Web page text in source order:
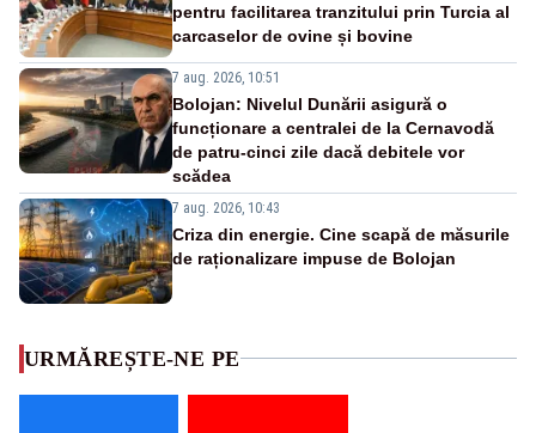
pentru facilitarea tranzitului prin Turcia al
carcaselor de ovine și bovine
7 aug. 2026, 10:51
Bolojan: Nivelul Dunării asigură o
funcționare a centralei de la Cernavodă
de patru-cinci zile dacă debitele vor
scădea
7 aug. 2026, 10:43
Criza din energie. Cine scapă de măsurile
de raționalizare impuse de Bolojan
URMĂREȘTE-NE PE